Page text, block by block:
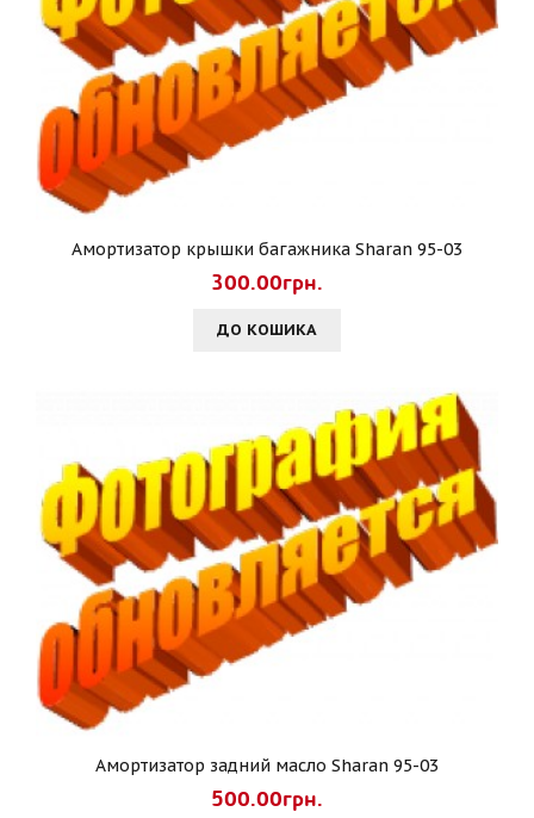
Амортизатор крышки багажника Sharan 95-03
300.00грн.
ДО КОШИКА
Амортизатор задний масло Sharan 95-03
500.00грн.